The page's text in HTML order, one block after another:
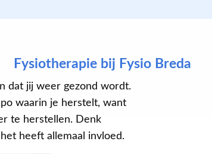
Fysiotherapie bij Fysio Breda
dat jij weer gezond wordt.
waarin je herstelt, want
te herstellen. Denk
heeft allemaal invloed.